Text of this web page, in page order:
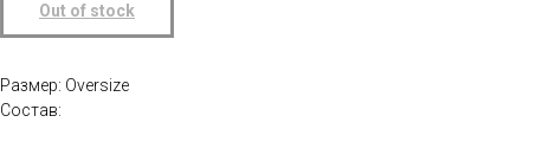
Out of stock
Размер: Oversize
Состав: